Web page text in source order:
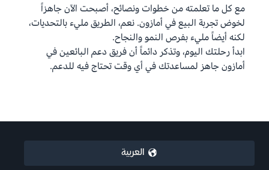
مع كل ما تعلمته من خطوات ونصائح، أصبحت الآن جاهزاً
لخوض تجربة البيع في أمازون. نعم، الطريق مليء بالتحديات،
لكنه أيضاً مليء بفرص النمو والنجاح.
ابدأ رحلتك اليوم، وتذكر دائماً أن فريق دعم البائعين في
أمازون جاهز لمساعدتك في أي وقت تحتاج فيه للدعم.
العربية